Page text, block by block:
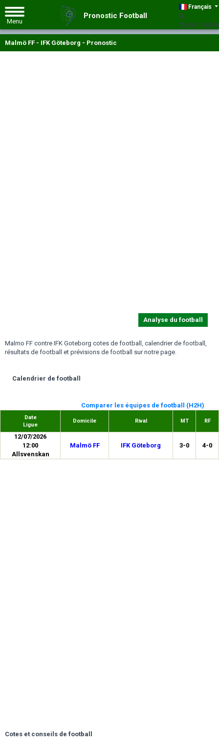
Français
GMT +00:00
Pronostic Football
Malmö FF - IFK Göteborg - Pronostic
Analyse du football
Malmo FF contre IFK Goteborg cotes de football, calendrier de football,
résultats de football et prévisions de football sur notre page.
Calendrier de football
Comparer les équipes de football (H2H)
Date
Ligue
Domicile Rival MT RF
12/07/2026
12:00
Allsvenskan
Malmö FF IFK Göteborg 3-0 4-0
Cotes et conseils de football